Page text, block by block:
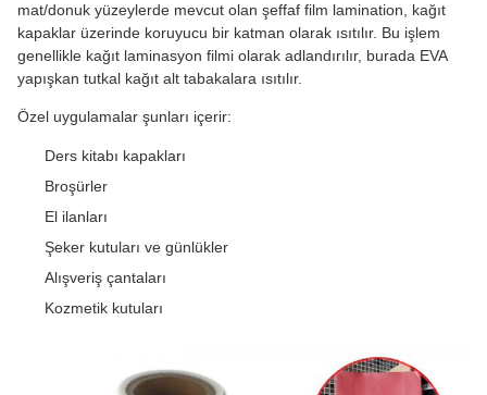
mat/donuk yüzeylerde mevcut olan şeffaf film lamination, kağıt
kapaklar üzerinde koruyucu bir katman olarak ısıtılır. Bu işlem
genellikle kağıt laminasyon filmi olarak adlandırılır, burada EVA
yapışkan tutkal kağıt alt tabakalara ısıtılır.
Özel uygulamalar şunları içerir:
Ders kitabı kapakları
Broşürler
El ilanları
Şeker kutuları ve günlükler
Alışveriş çantaları
Kozmetik kutuları